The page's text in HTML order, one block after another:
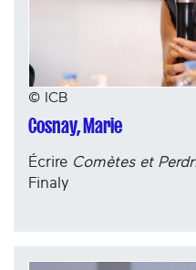
© ICB
Cosnay, Marie
Écrire Comètes et
Finaly